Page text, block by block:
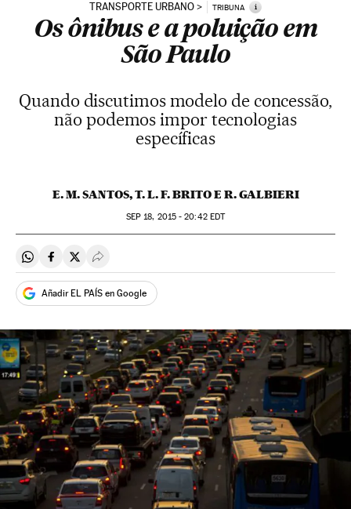
TRANSPORTE URBANO TRIBUNA i
Os ônibus e a poluição em
São Paulo
Quando discutimos modelo de concessão,
não podemos impor tecnologias
específicas
E. M. SANTOS, T. L. F. BRITO E R. GALBIERI
SEP 18, 2015 - 20:42EDT
Compartir en Whatsapp
Compartir en Facebook
Compartir en Twitter
Desplegar Redes Sociales
Añadir EL PAÍS en Google